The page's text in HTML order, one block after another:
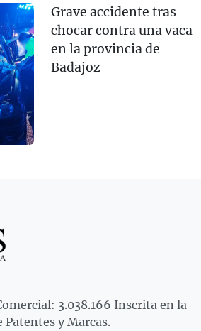
Grave accidente tras
chocar contra una vaca
en la provincia de
Badajoz
3.038.166 Inscrita en la
Patentes y Marcas.